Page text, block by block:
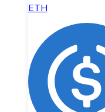
ETH